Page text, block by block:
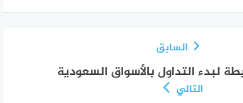
السابق
لبدء التداول بالأسواق السعودية
التالي